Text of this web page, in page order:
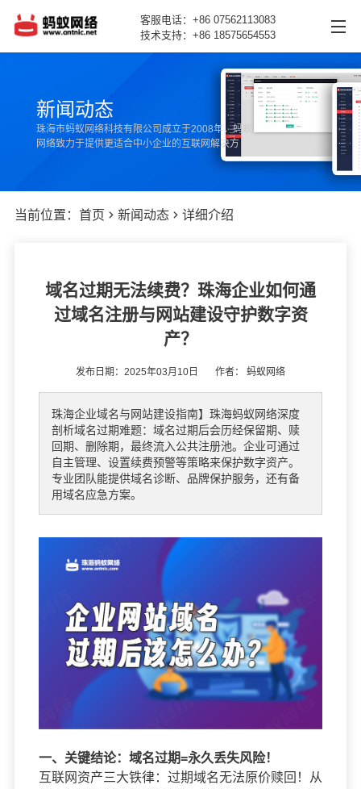
新闻动态
案例展示
客服电话：+86 07562113083
技术支持：+86 18575654553
新闻动态
珠海市蚂蚁网络科技有限公司成立于2008年，蚂蚁
网络致力于提供更适合中小企业的互联网解决方
当前位置： 首页 新闻动态 详细介绍
域名过期无法续费？珠海企业如何通
过域名注册与网站建设守护数字资
产？
发布日期：2025年03月10日 作者： 蚂蚁网络
珠海企业域名与网站建设指南】珠海蚂蚁网络深度
剖析域名过期难题：域名过期后会历经保留期、赎
回期、删除期，最终流入公共注册池。企业可通过
自主管理、设置续费预警等策略来保护数字资产。
专业团队能提供域名诊断、品牌保护服务，还有备
用域名应急方案。
一、关键结论：域名过期=永久丢失风险！
互联网资产三大铁律：过期域名无法原价赎回！从